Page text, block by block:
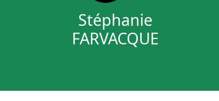
Stéphanie
FARVACQUE